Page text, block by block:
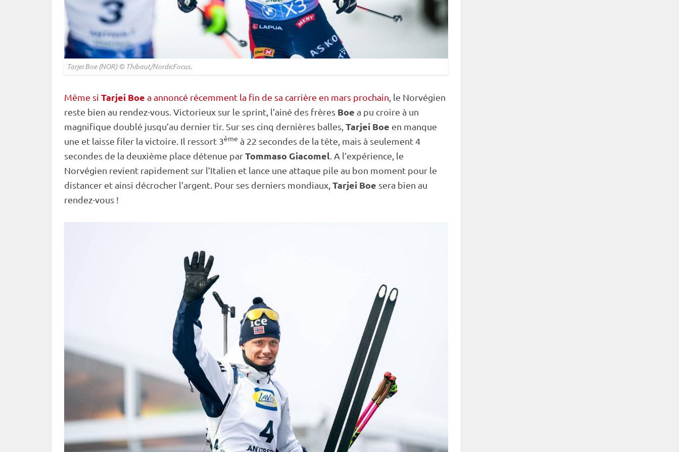
Tarjei Boe (NOR) © Thibaut/NordicFocus.
Même si Tarjei Boe a annoncé récemment la fin de sa carrière en mars prochain , le Norvégien
reste bien au rendez-vous. Victorieux sur le sprint , l’ainé des frères Boe a pu croire à un
magnifique doublé jusqu’au dernier tir. Sur ses cinq dernières balles, Tarjei Boe en manque
une et laisse filer la victoire. Il ressort 3ème à 22 secondes de la tête, mais à seulement 4
secondes de la deuxième place détenue parTommaso Giacomel . A l’expérience, le
Norvégien revient rapidement sur l’Italien et lance une attaque pile au bon moment pour le
distancer et ainsi décrocher l’argent. Pour ses derniers mondiaux, Tarjei Boe sera bien au
rendez-vous !